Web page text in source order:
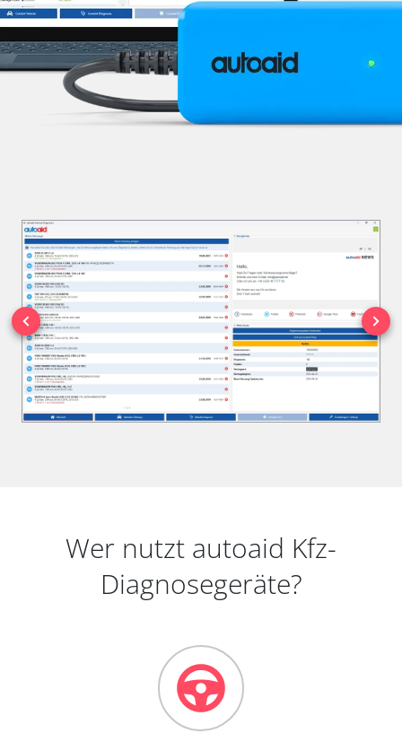
Wer nutzt autoaid Kfz-
Diagnosegeräte?